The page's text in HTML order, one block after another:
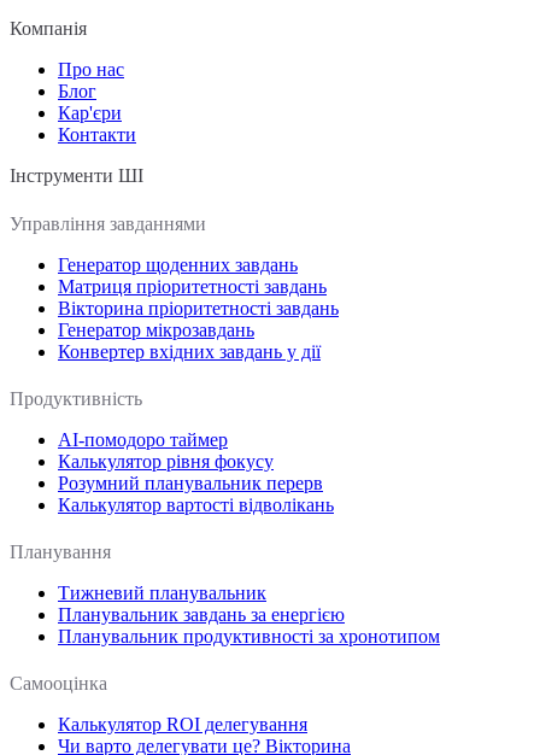
Компанія
Про нас
Блог
Кар'єри
Контакти
Інструменти ШІ
Управління завданнями
Генератор щоденних завдань
Матриця пріоритетності завдань
Вікторина пріоритетності завдань
Генератор мікрозавдань
Конвертер вхідних завдань у дії
Продуктивність
AI-помодоро таймер
Калькулятор рівня фокусу
Розумний планувальник перерв
Калькулятор вартості відволікань
Планування
Тижневий планувальник
Планувальник завдань за енергією
Планувальник продуктивності за хронотипом
Самооцінка
Калькулятор ROI делегування
Чи варто делегувати це? Вікторина